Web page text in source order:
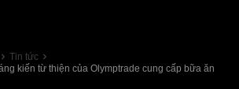
Tin tức
kiến từ thiện của Olymptrade cung cấp bữa ăn